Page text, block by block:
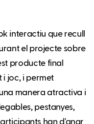
interactiu que recull
el projecte sobre
producte final
joc, i permet
manera atractiva i
pestanyes,
han d'anar